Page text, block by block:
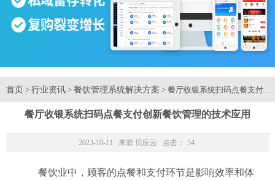
首页 > 行业资讯 > 餐饮管理系统解决方案 > 餐厅收银系统扫码点餐支付创
餐厅收银系统扫码点餐支付创新餐饮管理的技术应用
2023-10-11 来源: 贝应云 点击： 54
餐饮业中，顾客的点餐和支付环节是影响效率和体